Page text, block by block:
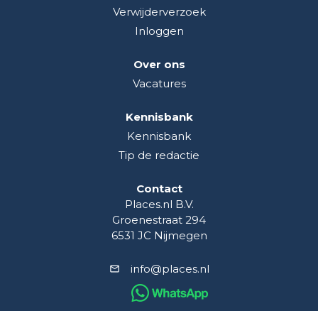
Verwijderverzoek
Inloggen
Over ons
Vacatures
Kennisbank
Kennisbank
Tip de redactie
Contact
Places.nl B.V.
Groenestraat 294
6531 JC Nijmegen
info@places.nl